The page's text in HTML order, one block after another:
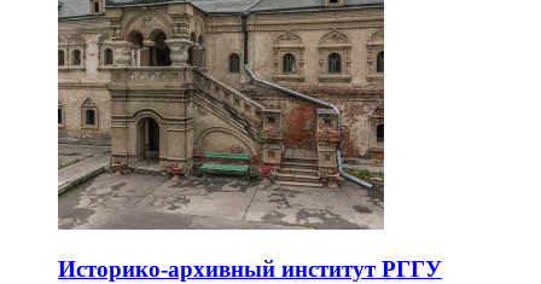
Историко-архивный институт РГГУ